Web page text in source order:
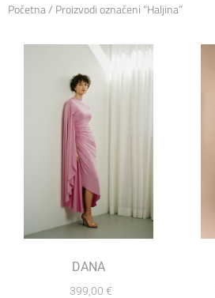
Početna/ Proizvodi označeni “Haljina”
DANA
399,00 €